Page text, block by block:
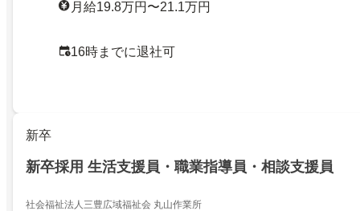
月給19.8万円〜21.1万円
16時までに退社可
新卒
新卒採用 生活支援員・職業指導員・相談支援員
社会福祉法人三豊広域福祉会 丸山作業所